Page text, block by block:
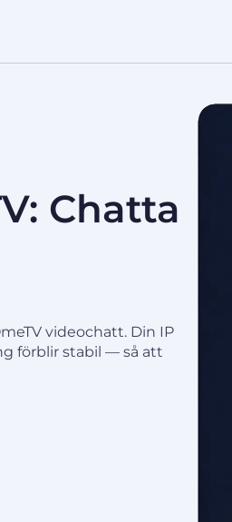
Chatta
videochatt. Din IP
förblir stabil — så att